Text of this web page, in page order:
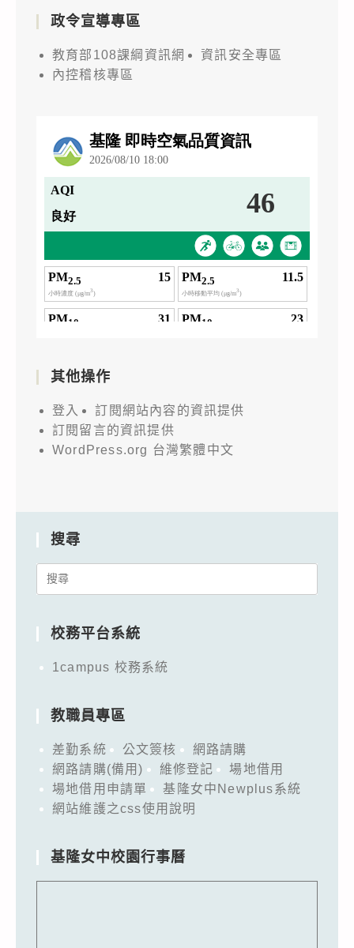
政令宣導專區
教育部108課綱資訊網
資訊安全專區
內控稽核專區
其他操作
登入
訂閱網站內容的資訊提供
訂閱留言的資訊提供
WordPress.org 台灣繁體中文
搜尋
Search
校務平台系統
1campus 校務系統
教職員專區
差勤系統 公文簽核
網路請購
網路請購(備用)
維修登記
場地借用
場地借用申請單
基隆女中Newplus系統
網站維護之css使用說明
基隆女中校園行事曆